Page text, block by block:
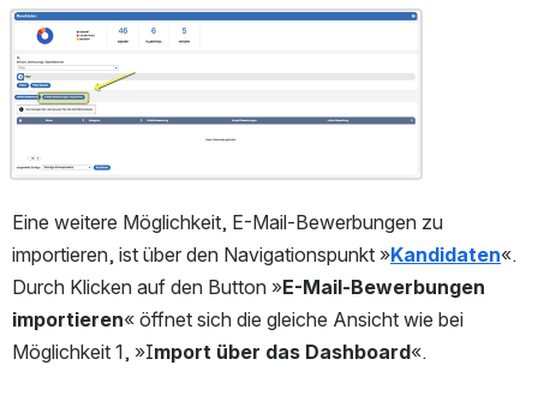
Open
Eine weitere Möglichkeit, E-Mail-Bewerbungen zu
importieren, ist über den Navigationspunkt »Kandidaten«.
Durch Klicken auf den Button »E-Mail-Bewerbungen
importieren« öffnet sich die gleiche Ansicht wie bei
Möglichkeit 1, »Import über das Dashboard«.